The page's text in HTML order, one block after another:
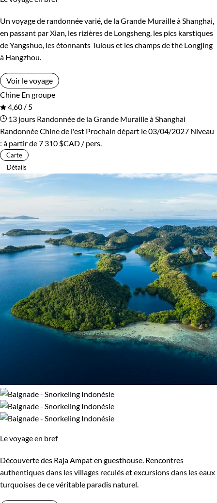
Un voyage de randonnée varié, de la Grande Muraille à Shanghai,
en passant par Xian, les rizières de Longsheng, les pics karstiques
de Yangshuo, les étonnants Tulous et les champs de thé Longjing
à Hangzhou.
Voir le voyage
Chine En groupe
4,60 / 5
13 jours Randonnée de la Grande Muraille à Shanghai
Randonnée Chine de l'est Prochain départ le 03/04/2027 Niveau
: à partir de7 310 $CAD / pers.
Carte
Détails
Le voyage en bref
Découverte des Raja Ampat en guesthouse. Rencontres
authentiques dans les villages reculés et excursions dans les eaux
turquoises de ce véritable paradis naturel.